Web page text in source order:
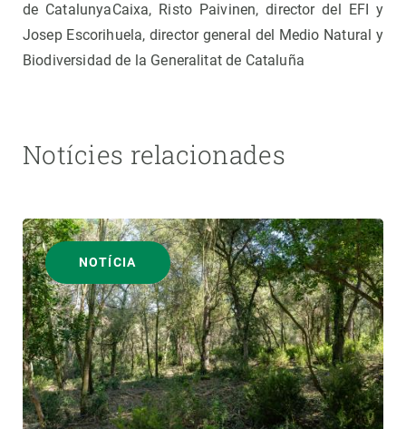
de CatalunyaCaixa, Risto Paivinen, director del EFI y
Josep Escorihuela, director general del Medio Natural y
Biodiversidad de la Generalitat de Cataluña
Notícies relacionades
NOTÍCIA